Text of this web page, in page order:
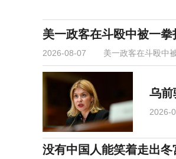
美一政客在斗殴中被一
2026-08-07 美一政客在斗殴中
乌前
2026-
没有中国人能笑着走出